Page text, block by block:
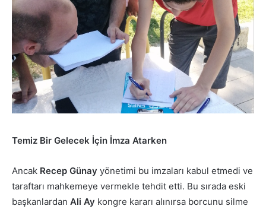
Temiz Bir Gelecek İçin İmza Atarken
Ancak Recep Günay yönetimi bu imzaları kabul etmedi ve
taraftarı mahkemeye vermekle tehdit etti. Bu sırada eski
başkanlardan Ali Ay kongre kararı alınırsa borcunu silme